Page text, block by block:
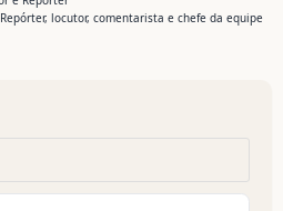
locutor, comentarista e chefe da equipe